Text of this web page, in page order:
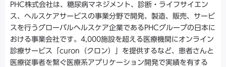
PHC株式会社は、糖尿病マネジメント、診断・ライフサイエン
ス、ヘルスケアサービスの事業分野で開発、製造、販売、サービ
スを行うグローバルヘルスケア企業であるPHCグループの日本に
おける事業会社です。4,000施設を超える医療機関にオンライン
診療サービス「curon（クロン）」を提供するなど、患者さんと
医療従事者を繋ぐ医療系アプリケーション開発で実績を有する